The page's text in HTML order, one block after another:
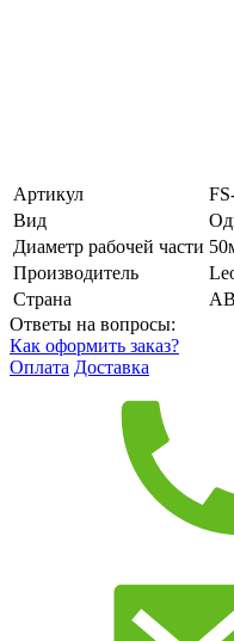
Артикул
Вид
Диаметр рабочей части
Производитель
Страна
Ответы на вопросы:
Как оформить заказ?
Оплата Доставка